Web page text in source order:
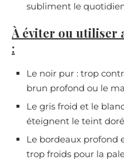
subliment le
À éviter ou utiliser
:
Le noir pur : trop
brun profond ou le
Le gris froid et le
éteignent le teint doré
Le bordeaux profond
trop froids pour la